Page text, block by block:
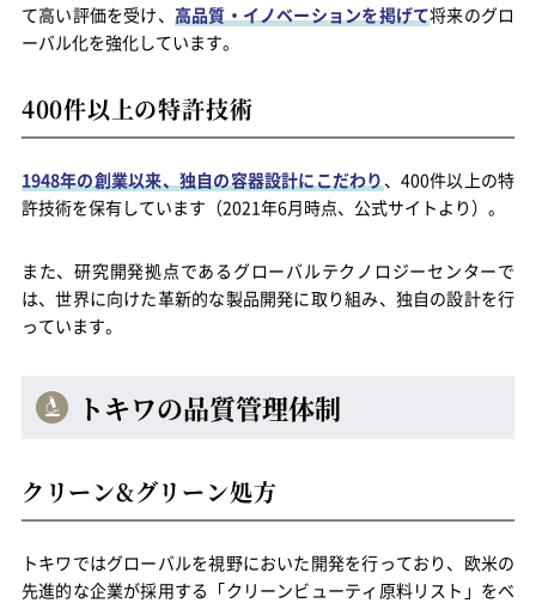
て高い評価を受け、 高品質・イノベーションを掲げて将来のグロ
ーバル化を強化しています。
400件以上の特許技術
1948年の創業以来、独自の容器設計にこだわり 、 400件以上の特
許技術を保有しています（2021年6月時点、公式サイトより）。
また、研究開発拠点であるグローバルテクノロジーセンターで
は、世界に向けた革新的な製品開発に取り組み、独自の設計を行
っています。
トキワの品質管理体制
クリーン&グリーン処方
トキワではグローバルを視野においた開発を行っており、欧米の
先進的な企業が採用する「クリーンビューティ原料リスト」をベ